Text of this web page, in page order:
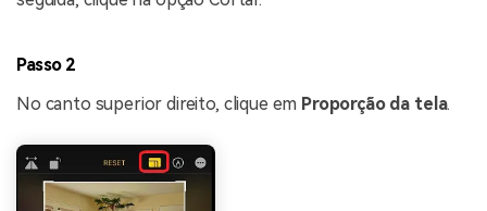
Passo 2
No canto superior direito, clique em Proporção da tela.